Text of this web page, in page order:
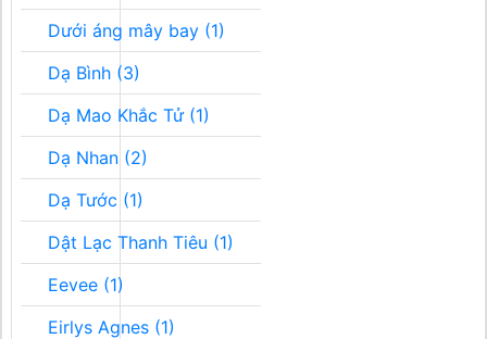
Dưới áng mây bay (1)
Dạ Bình (3)
Dạ Mao Khắc Tử (1)
Dạ Nhan (2)
Dạ Tước (1)
Dật Lạc Thanh Tiêu (1)
Eevee (1)
Eirlys Agnes (1)